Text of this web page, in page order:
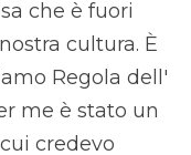
che è fuori
cultura. È
Regola dell'
me è stato un
credevo